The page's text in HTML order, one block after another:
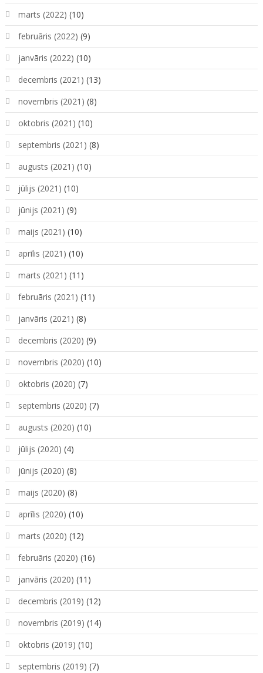
marts (2022) (10)
februāris (2022) (9)
janvāris (2022) (10)
decembris (2021) (13)
novembris (2021) (8)
oktobris (2021) (10)
septembris (2021) (8)
augusts (2021) (10)
jūlijs (2021) (10)
jūnijs (2021) (9)
maijs (2021) (10)
aprīlis (2021) (10)
marts (2021) (11)
februāris (2021) (11)
janvāris (2021) (8)
decembris (2020) (9)
novembris (2020) (10)
oktobris (2020) (7)
septembris (2020) (7)
augusts (2020) (10)
jūlijs (2020) (4)
jūnijs (2020) (8)
maijs (2020) (8)
aprīlis (2020) (10)
marts (2020) (12)
februāris (2020) (16)
janvāris (2020) (11)
decembris (2019) (12)
novembris (2019) (14)
oktobris (2019) (10)
septembris (2019) (7)